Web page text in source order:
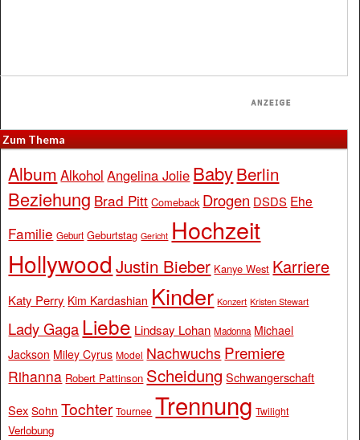
Zum Thema
Album Alkohol Angelina Jolie BabyBerlin
Beziehung Brad Pitt Comeback Drogen DSDS Ehe
Familie Geburt Geburtstag Gericht Hochzeit
Hollywood Justin Bieber Kanye West Karriere
Katy Perry Kim Kardashian Kinder Konzert Kristen Stewart
Lady Gaga Liebe Lindsay Lohan Madonna Michael
Jackson Miley Cyrus Model Nachwuchs Premiere
Rihanna Robert Pattinson Scheidung Schwangerschaft
Sex Sohn Tochter Tournee Trennung Twilight
Verlobung